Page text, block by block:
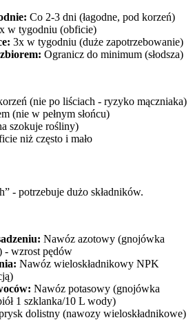
Co 2-3 dni (łagodne, pod korzeń)
w tygodniu (obficie)
3x w tygodniu (duże zapotrzebowanie)
Ogranicz do minimum (słodsza)
(nie po liściach - ryzyko mączniaka)
(nie w pełnym słońcu)
szokuje rośliny)
niż często i mało
- potrzebuje dużo składników.
Nawóz azotowy (gnojówka
- wzrost pędów
Nawóz wieloskładnikowy NPK
Nawóz potasowy (gnojówka
1 szklanka/10 L wody)
dolistny (nawozy wieloskładnikowe)